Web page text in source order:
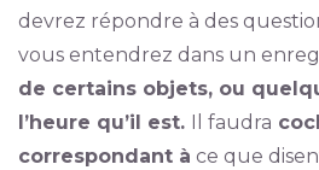
devrez répondre à des
vous entendrez dans un
de certains objets, ou
l’heure qu’il est. Il faudra
correspondant à ce que